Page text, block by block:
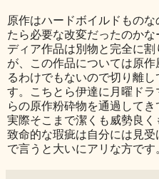
原作はハードボイルドもの
たら必要な改変だったのか
ディア作品は別物と完全に
が、この作品については原
るわけでもないので切り離
す。こちとら伊達に月曜ド
らの原作粉砕物を通過してき
実際そこまで潔くも威勢良
致命的な瑕疵は自分には見
で言うと大いにアリな方です。